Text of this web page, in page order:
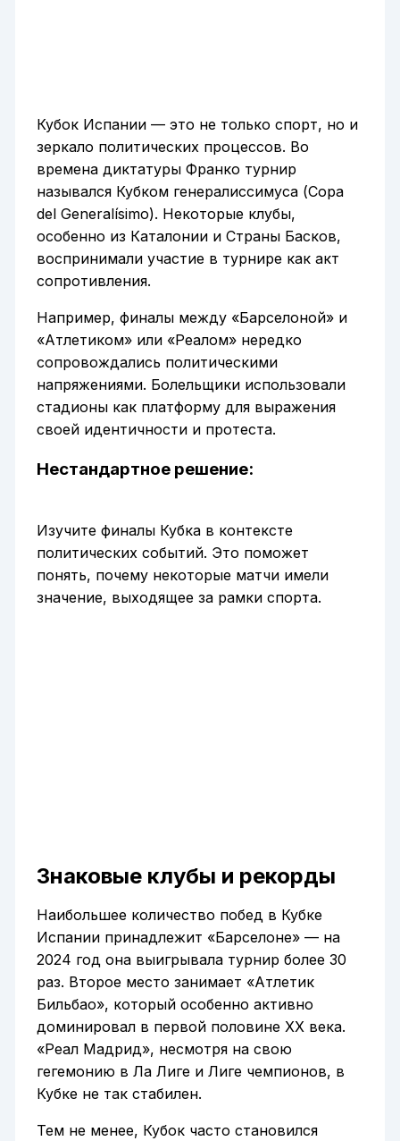
Кубок Испании — это не только спорт, но и
зеркало политических процессов. Во
времена диктатуры Франко турнир
назывался Кубком генералиссимуса (Copa
del Generalísimo). Некоторые клубы,
особенно из Каталонии и Страны Басков,
воспринимали участие в турнире как акт
сопротивления.
Например, финалы между «Барселоной» и
«Атлетиком» или «Реалом» нередко
сопровождались политическими
напряжениями. Болельщики использовали
стадионы как платформу для выражения
своей идентичности и протеста.
Нестандартное решение:
Изучите финалы Кубка в контексте
политических событий. Это поможет
понять, почему некоторые матчи имели
значение, выходящее за рамки спорта.
Знаковые клубы и рекорды
Наибольшее количество побед в Кубке
Испании принадлежит «Барселоне» — на
2024 год она выигрывала турнир более 30
раз. Второе место занимает «Атлетик
Бильбао», который особенно активно
доминировал в первой половине XX века.
«Реал Мадрид», несмотря на свою
гегемонию в Ла Лиге и Лиге чемпионов, в
Кубке не так стабилен.
Тем не менее, Кубок часто становился